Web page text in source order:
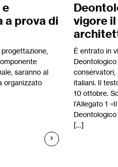
prova di
saranno al
organizzato
vigore
È entrato in
italiani. Il
10 ottobre.
l’Allegato 1
[…]